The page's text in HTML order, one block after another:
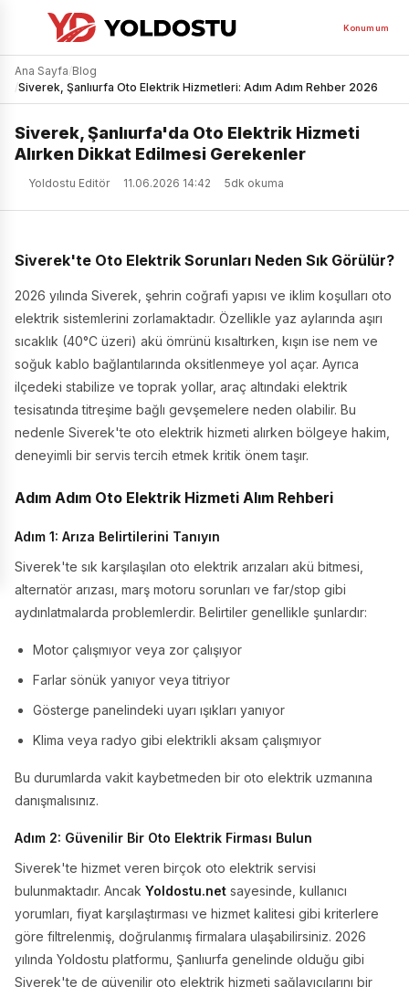
Konumum
Ana Sayfa/Blog
/Siverek, Şanlıurfa Oto Elektrik Hizmetleri: Adım Adım Rehber 2026
Siverek, Şanlıurfa'da Oto Elektrik Hizmeti
Alırken Dikkat Edilmesi Gerekenler
Yoldostu Editör 11.06.2026 14:42 5dk okuma
Siverek'te Oto Elektrik Sorunları Neden Sık Görülür?
2026 yılında Siverek, şehrin coğrafi yapısı ve iklim koşulları oto
elektrik sistemlerini zorlamaktadır. Özellikle yaz aylarında aşırı
sıcaklık (40°C üzeri) akü ömrünü kısaltırken, kışın ise nem ve
soğuk kablo bağlantılarında oksitlenmeye yol açar. Ayrıca
ilçedeki stabilize ve toprak yollar, araç altındaki elektrik
tesisatında titreşime bağlı gevşemelere neden olabilir. Bu
nedenle Siverek'te oto elektrik hizmeti alırken bölgeye hakim,
deneyimli bir servis tercih etmek kritik önem taşır.
Adım Adım Oto Elektrik Hizmeti Alım Rehberi
Adım 1: Arıza Belirtilerini Tanıyın
Siverek'te sık karşılaşılan oto elektrik arızaları akü bitmesi,
alternatör arızası, marş motoru sorunları ve far/stop gibi
aydınlatmalarda problemlerdir. Belirtiler genellikle şunlardır:
Motor çalışmıyor veya zor çalışıyor
Farlar sönük yanıyor veya titriyor
Gösterge panelindeki uyarı ışıkları yanıyor
Klima veya radyo gibi elektrikli aksam çalışmıyor
Bu durumlarda vakit kaybetmeden bir oto elektrik uzmanına
danışmalısınız.
Adım 2: Güvenilir Bir Oto Elektrik Firması Bulun
Siverek'te hizmet veren birçok oto elektrik servisi
bulunmaktadır. Ancak Yoldostu.net sayesinde, kullanıcı
yorumları, fiyat karşılaştırması ve hizmet kalitesi gibi kriterlere
göre filtrelenmiş, doğrulanmış firmalara ulaşabilirsiniz. 2026
yılında Yoldostu platformu, Şanlıurfa genelinde olduğu gibi
Siverek'te de güvenilir oto elektrik hizmeti sağlayıcılarını bir